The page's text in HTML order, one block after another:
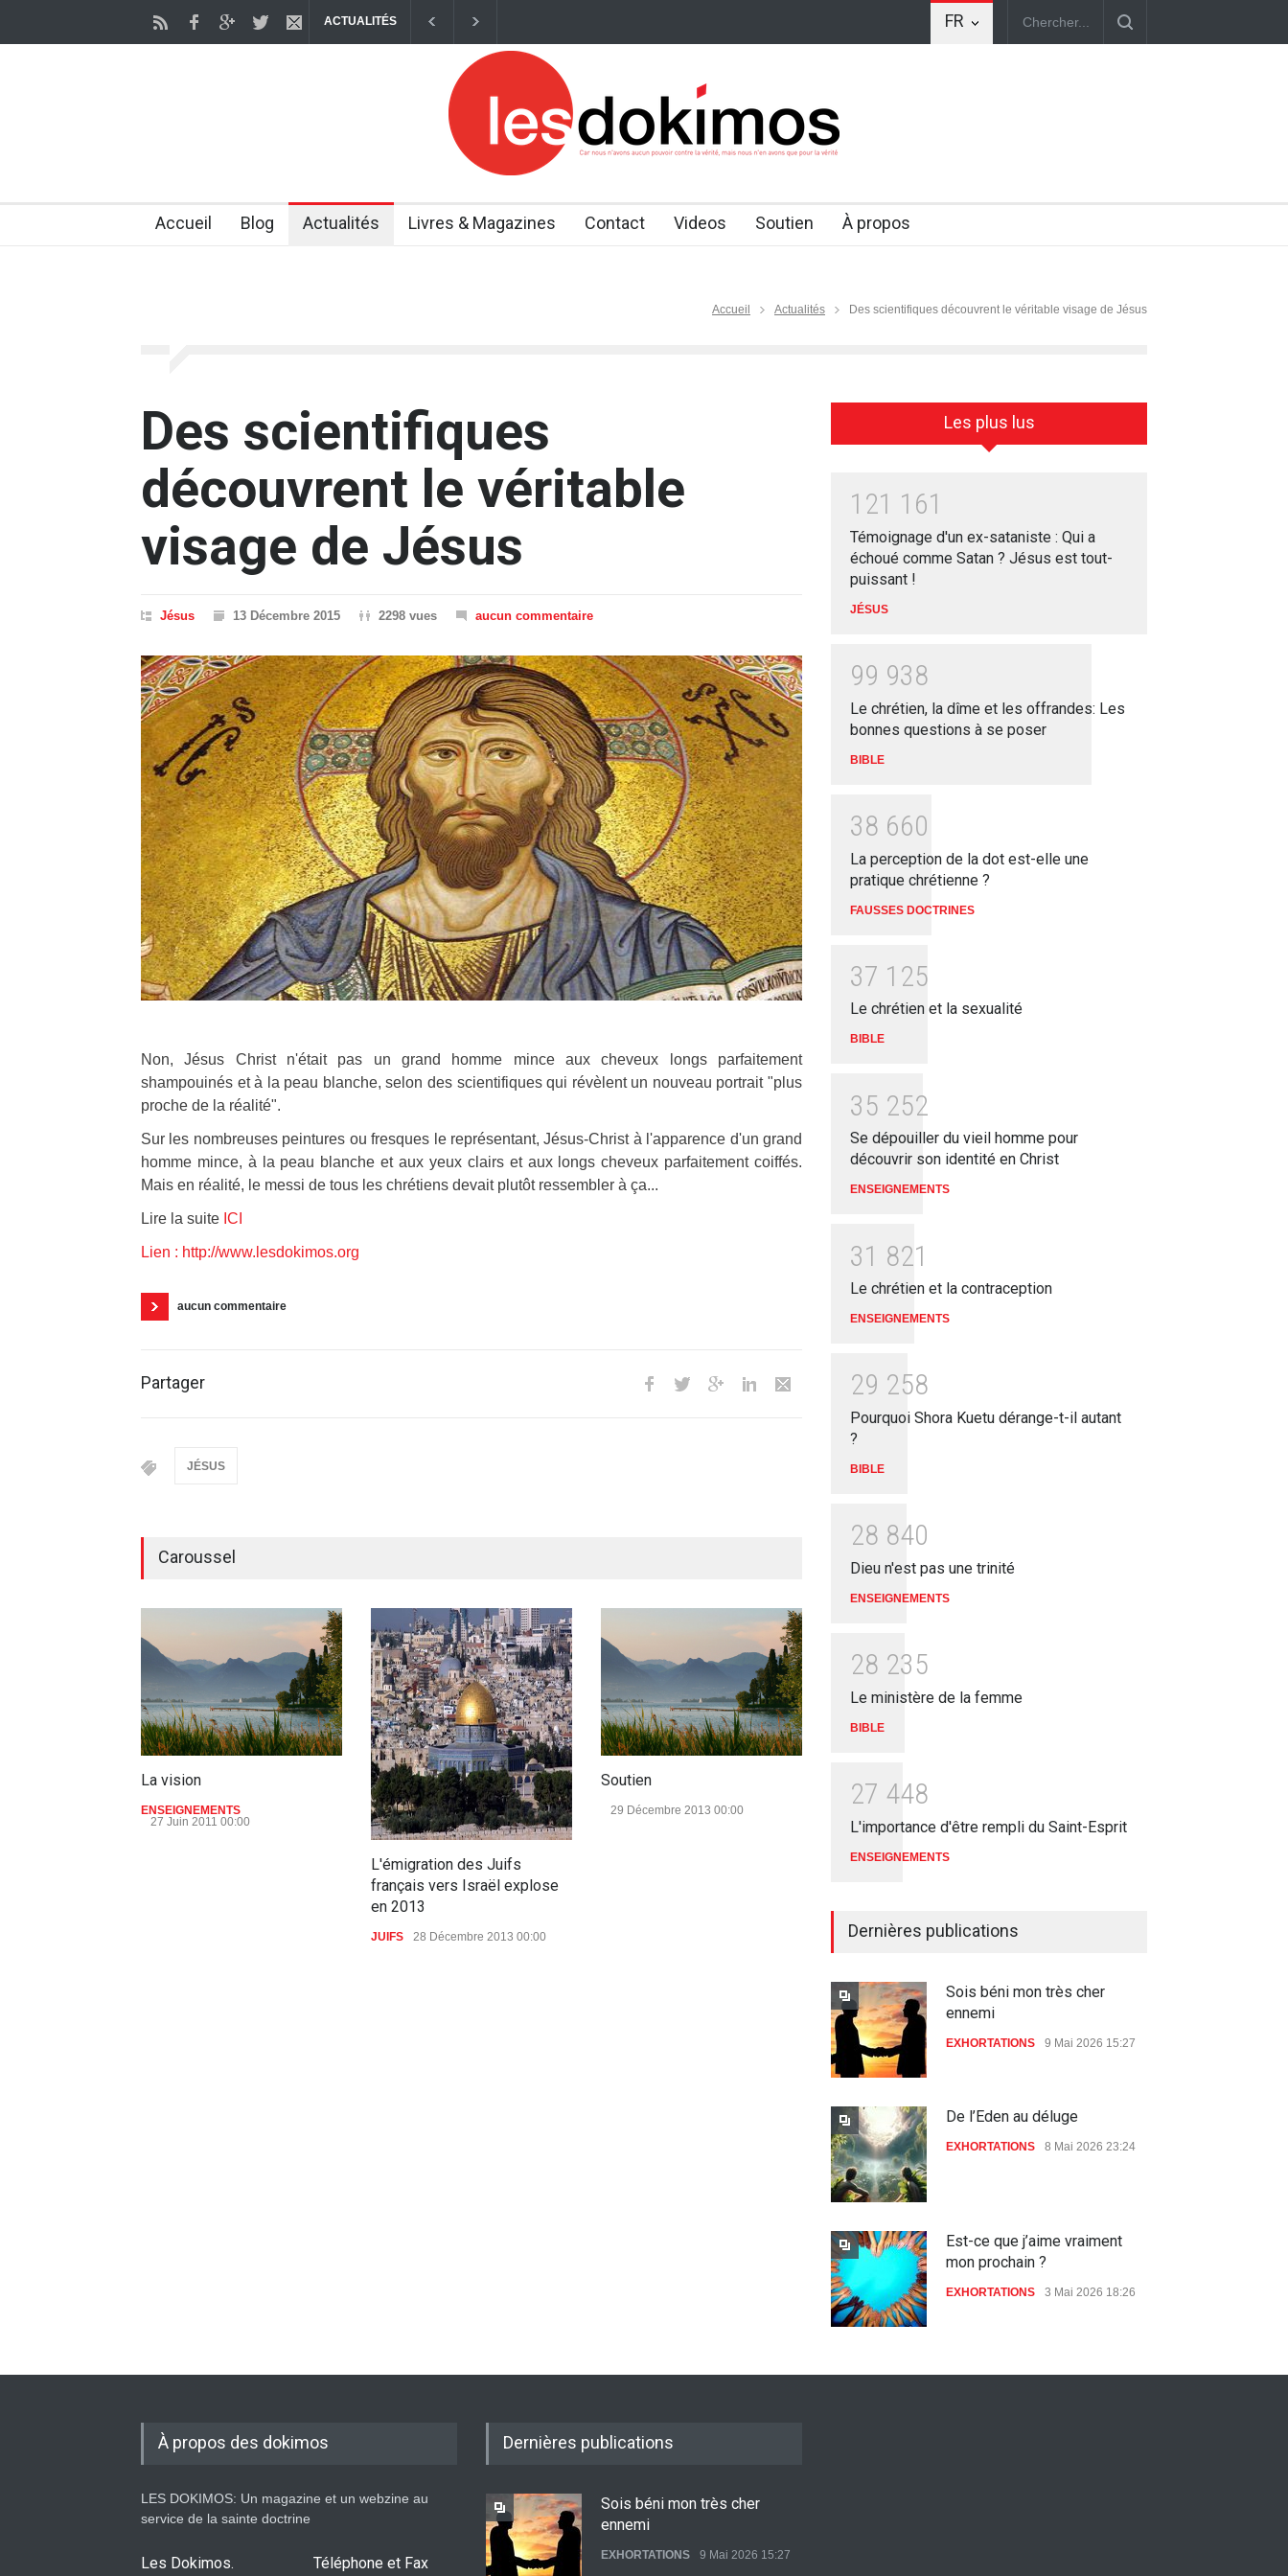
FR
ACTUALITÉS
parviennent à "rajeunir" des cellules humaines Des chercheurs travaillent désormais sur des thérapies capables de "rajeunir" certaines cellules humaines. Une avancée scientifique encore
Accueil Blog Actualités Livres & Magazines Contact Videos Soutien À propos
Accueil Actualités Des scientifiques découvrent le véritable visage de Jésus
Des scientifiques
découvrent le véritable
visage de Jésus
Jésus 13 Décembre 2015 2298 vues aucun commentaire
Non, Jésus Christ n'était pas un grand homme mince aux cheveux longs parfaitement
shampouinés et à la peau blanche, selon des scientifiques qui révèlent un nouveau portrait "plus
proche de la réalité".
Sur les nombreuses peintures ou fresques le représentant, Jésus-Christ à l'apparence d'un grand
homme mince, à la peau blanche et aux yeux clairs et aux longs cheveux parfaitement coiffés.
Mais en réalité, le messi de tous les chrétiens devait plutôt ressembler à ça...
Lire la suite ICI
Lien : http://www.lesdokimos.org
aucun commentaire
Partager
JÉSUS
Caroussel
La vision
ENSEIGNEMENTS
27 Juin 2011 00:00
L'émigration des Juifs
français vers Israël explose
en 2013
JUIFS 28 Décembre 2013 00:00
Soutien
29 Décembre 2013 00:00
Médias, morale : deux poids,
deux mesures
ENSEIGNEMENTS
13 Décembre 2010 00:00
Les plus lus
1 21 1 61
Témoignage d'un ex-sataniste : Qui a
échoué comme Satan ? Jésus est tout-
puissant !
JÉSUS
99 938
Le chrétien, la dîme et les offrandes: Les
bonnes questions à se poser
BIBLE
38 660
La perception de la dot est-elle une
pratique chrétienne ?
FAUSSES DOCTRINES
37 1 25
Le chrétien et la sexualité
BIBLE
35 252
Se dépouiller du vieil homme pour
découvrir son identité en Christ
ENSEIGNEMENTS
31 821
Le chrétien et la contraception
ENSEIGNEMENTS
29 258
Pourquoi Shora Kuetu dérange-t-il autant
?
BIBLE
28 840
Dieu n'est pas une trinité
ENSEIGNEMENTS
28 235
Le ministère de la femme
BIBLE
27 448
L'importance d'être rempli du Saint-Esprit
ENSEIGNEMENTS
Dernières publications
Sois béni mon très cher
ennemi
EXHORTATIONS 9 Mai 2026 15:27
De l’Eden au déluge
EXHORTATIONS 8 Mai 2026 23:24
Est-ce que j’aime vraiment
mon prochain ?
EXHORTATIONS 3 Mai 2026 18:26
À propos des dokimos
LES DOKIMOS: Un magazine et un webzine au
service de la sainte doctrine
Les Dokimos. Téléphone et Fax
Dernières publications
Sois béni mon très cher
ennemi
EXHORTATIONS 9 Mai 2026 15:27